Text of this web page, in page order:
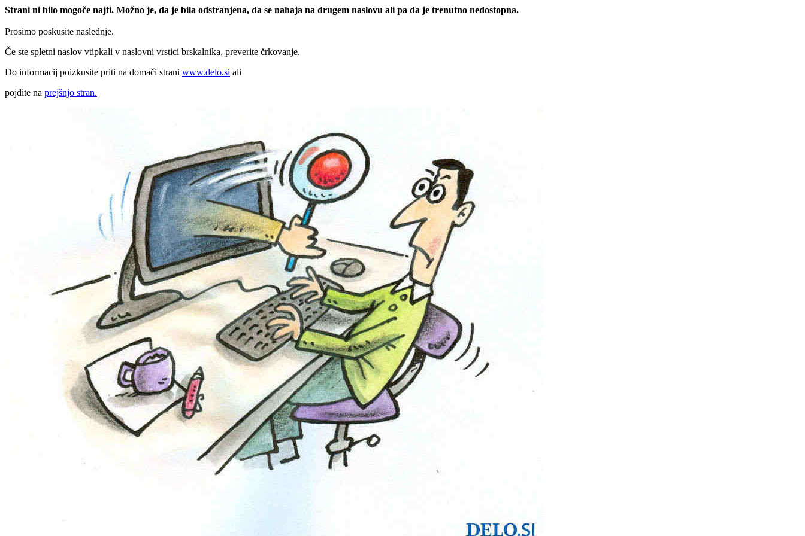
Strani ni bilo mogoče najti. Možno je, da je bila odstranjena, da se nahaja na drugem naslovu ali pa da je trenutno nedostopna.
Prosimo poskusite naslednje.
Če ste spletni naslov vtipkali v naslovni vrstici brskalnika, preverite črkovanje.
Do informacij poizkusite priti na domači strani www.delo.si ali
pojdite na prejšnjo stran.